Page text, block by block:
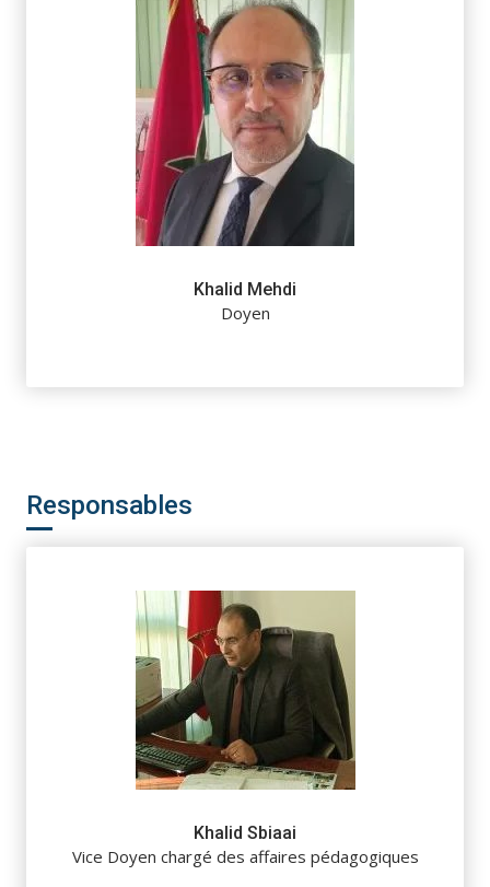
Khalid Mehdi
Doyen
Responsables
Khalid Sbiaai
Vice Doyen chargé des affaires pédagogiques